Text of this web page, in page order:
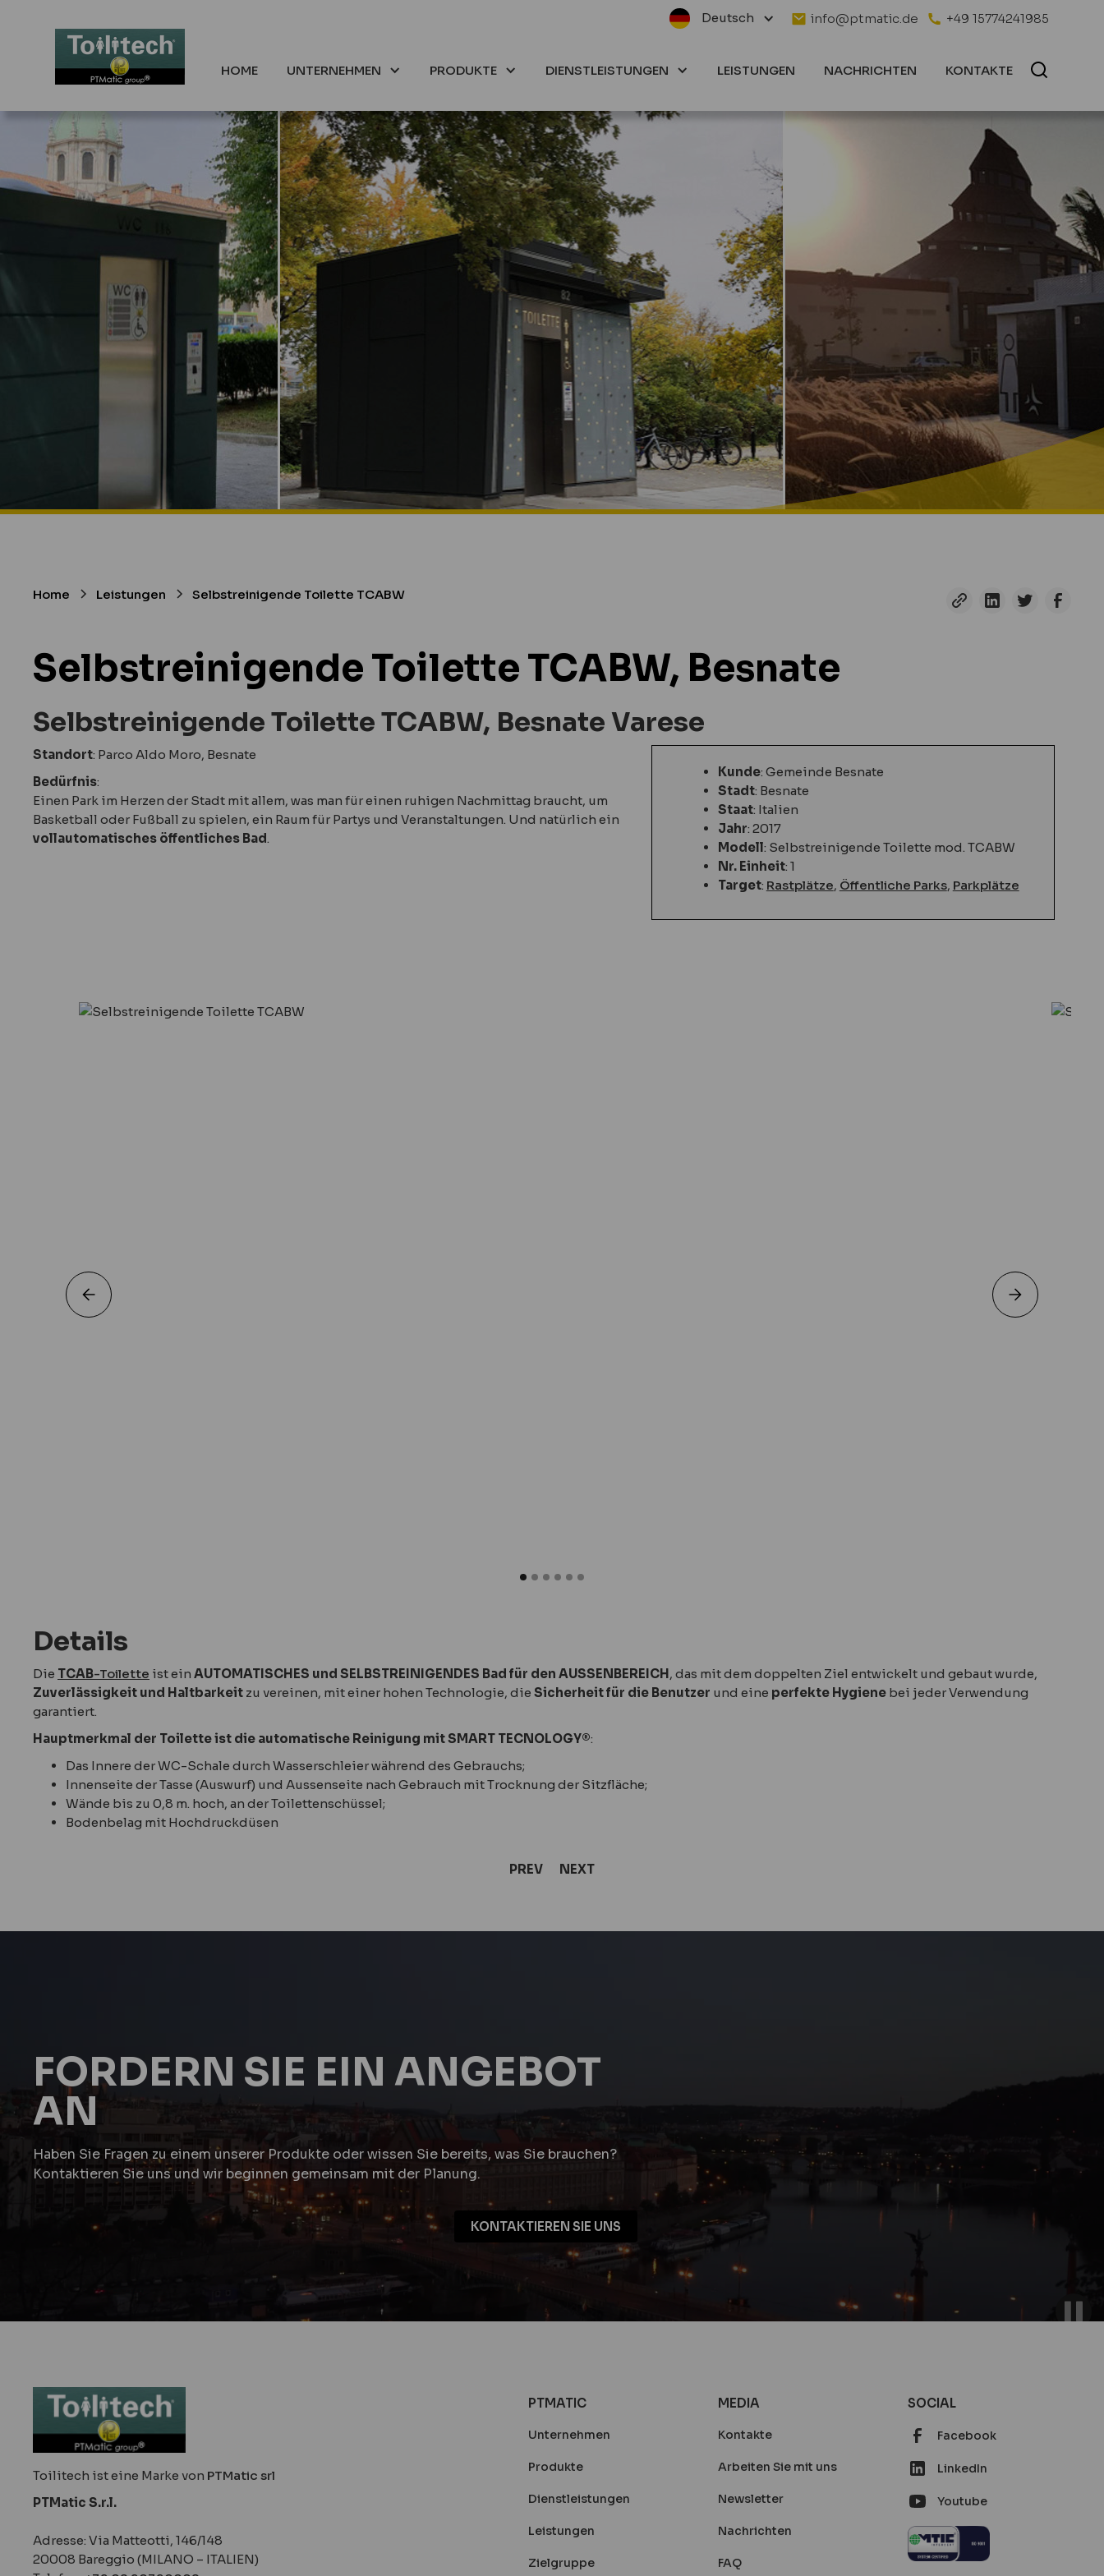
Deutsch info@ptmatic.de +49 15774241985
HOME UNTERNEHMEN PRODUKTE DIENSTLEISTUNGEN LEISTUNGEN NACHRICHTEN KONTAKTE
Home Leistungen Selbstreinigende Toilette TCABW
Selbstreinigende Toilette TCABW, Besnate
Selbstreinigende Toilette TCABW, Besnate Varese
Standort: Parco Aldo Moro, Besnate
Bedürfnis:
Einen Park im Herzen der Stadt mit allem, was man für einen ruhigen Nachmittag braucht, um
Basketball oder Fußball zu spielen, ein Raum für Partys und Veranstaltungen. Und natürlich ein
vollautomatisches öffentliches Bad.
Kunde: Gemeinde Besnate
Stadt: Besnate
Staat: Italien
Jahr: 2017
Modell: Selbstreinigende Toilette mod. TCABW
Nr. Einheit: 1
Target: Rastplätze, Öffentliche Parks, Parkplätze
Details
Die TCAB-Toilette ist ein AUTOMATISCHES und SELBSTREINIGENDES Bad für den AUSSENBEREICH, das mit dem doppelten Ziel entwickelt und gebaut wurde,
Zuverlässigkeit und Haltbarkeit zu vereinen, mit einer hohen Technologie, die Sicherheit für die Benutzer und eine perfekte Hygiene bei jeder Verwendung
garantiert.
Hauptmerkmal der Toilette ist die automatische Reinigung mit SMART TECNOLOGY®:
Das Innere der WC-Schale durch Wasserschleier während des Gebrauchs;
Innenseite der Tasse (Auswurf) und Aussenseite nach Gebrauch mit Trocknung der Sitzfläche;
Wände bis zu 0,8 m. hoch, an der Toilettenschüssel;
Bodenbelag mit Hochdruckdüsen
PREV NEXT
FORDERN SIE EIN ANGEBOT
AN
Haben Sie Fragen zu einem unserer Produkte oder wissen Sie bereits, was Sie brauchen?
Kontaktieren Sie uns und wir beginnen gemeinsam mit der Planung.
KONTAKTIEREN SIE UNS
Toilitech ist eine Marke von PTMatic srl
PTMatic S.r.l.
Adresse: Via Matteotti, 146/148
20008 Bareggio (MILANO – ITALIEN)
PTMATIC
Unternehmen
Produkte
Dienstleistungen
Leistungen
Zielgruppe
MEDIA
Kontakte
Arbeiten Sie mit uns
Newsletter
Nachrichten
FAQ
SOCIAL
Facebook
LinkedIn
Youtube